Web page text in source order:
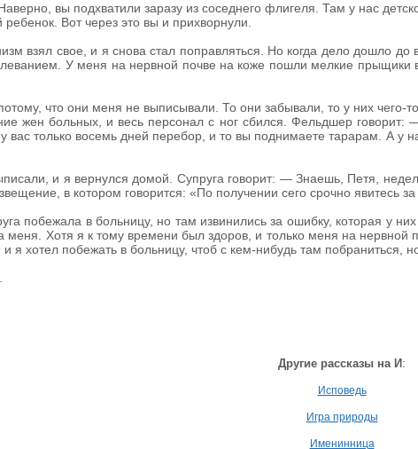
вы подхватили заразу из соседнего флигеля. Там у нас
Вот через это вы и прихворнули.
взял свое, и я снова стал поправляться. Но когда дело дошло до
У меня на нервной почве на коже пошли мелкие прыщики
что они меня не выписывали. То они забывали, то у них чего-
жен больных, и весь персонал с ног сбился. Фельдшер
вас только восемь дней перебор, и то вы поднимаете тарарам. А у
и я вернулся домой. Супруга говорит: — Знаешь, Петя,
в котором говорится: «По получении сего срочно явитесь
побежала в больницу, но там извинились за ошибку, которая у
меня. Хотя я к тому времени был здоров, и только меня на
я хотел побежать в больницу, чтоб с кем-нибудь там побраниться,
Другие рассказы на И :
Исповедь
Игра природы
Именинница